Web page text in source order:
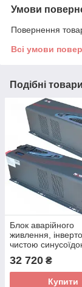
Умови
Повернення
Всі умови
Подібні
Блок аварійного
живлення,
чистою
220 V ProFix
зарядкою 35A
32 720 ₴
Купити